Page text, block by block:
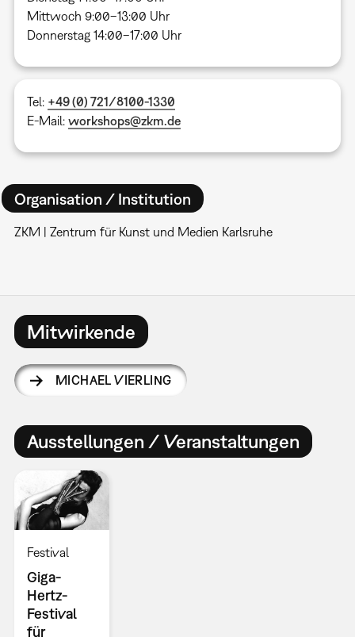
Mittwoch 9:00–13:00 Uhr
Donnerstag 14:00–17:00 Uhr
Tel: +49 (0) 721/8100-1330
E-Mail: workshops@zkm.de
Organisation / Institution
ZKM | Zentrum für Kunst und Medien Karlsruhe
Mitwirkende
MICHAEL VIERLING
Ausstellungen / Veranstaltungen
Festival
Giga-
Hertz-
Festival
für